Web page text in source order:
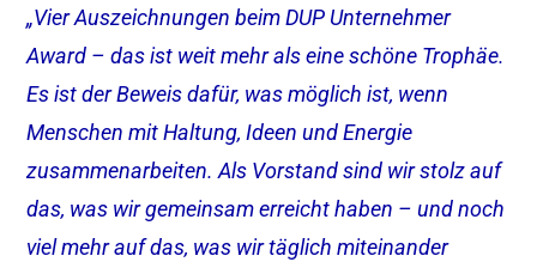
„Vier Auszeichnungen beim DUP Unternehmer
Award – das ist weit mehr als eine schöne Trophäe.
Es ist der Beweis dafür, was möglich ist, wenn
Menschen mit Haltung, Ideen und Energie
zusammenarbeiten. Als Vorstand sind wir stolz auf
das, was wir gemeinsam erreicht haben – und noch
viel mehr auf das, was wir täglich miteinander